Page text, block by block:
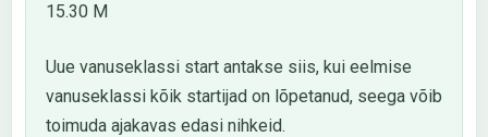
15.30 M
Uue vanuseklassi start antakse siis, kui eelmise
vanuseklassi kõik startijad on lõpetanud, seega võib
toimuda ajakavas edasi nihkeid.